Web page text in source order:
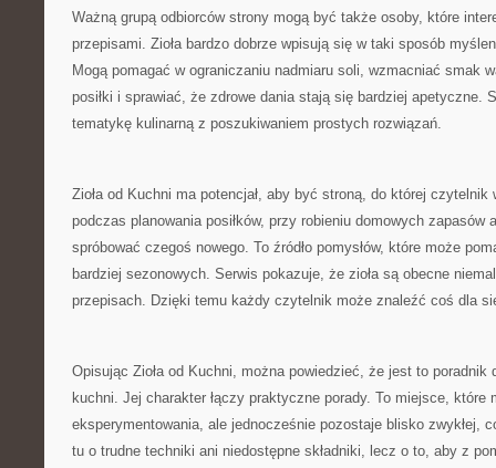
Ważną grupą odbiorców strony mogą być także osoby, które
przepisami. Zioła bardzo dobrze wpisują się w taki sposób
Mogą pomagać w ograniczaniu nadmiaru soli, wzmacniać smak
posiłki i sprawiać, że zdrowe dania stają się bardziej apetyczne.
tematykę kulinarną z poszukiwaniem prostych rozwiązań.
Zioła od Kuchni ma potencjał, aby być stroną, do której czytelnik
podczas planowania posiłków, przy robieniu domowych zapasów
spróbować czegoś nowego. To źródło pomysłów, które może
bardziej sezonowych. Serwis pokazuje, że zioła są obecne
przepisach. Dzięki temu każdy czytelnik może znaleźć coś dla
Opisując Zioła od Kuchni, można powiedzieć, że jest to poradnik
kuchni. Jej charakter łączy praktyczne porady. To miejsce, które
eksperymentowania, ale jednocześnie pozostaje blisko zwykłej,
tu o trudne techniki ani niedostępne składniki, lecz o to, aby z